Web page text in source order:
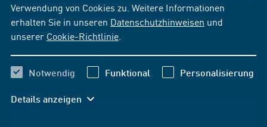
Verwendung von Cookies zu. Weitere Informationen
erhalten Sie in unseren Datenschutzhinweisen und
unserer Cookie-Richtlinie
Notwendig Funktional Personalisierung
Details anzeigen